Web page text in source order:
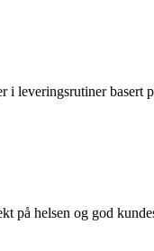
leveringsrutiner basert
på helsen og god